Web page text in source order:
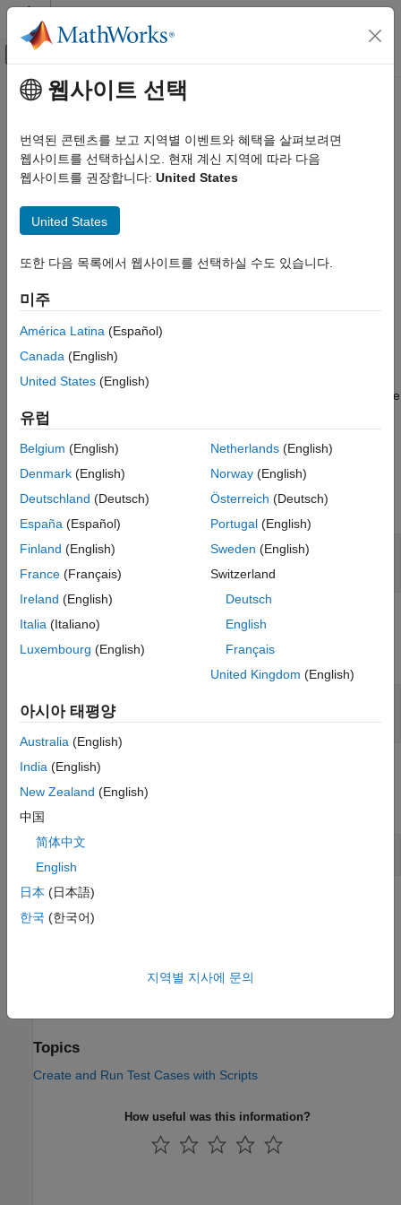
콘텐츠로 바로 가기
오프캔버스 탐색 메뉴 토글
문서 홈
Simulink Test
ON THIS PAGE
Description
Output Arguments
Examples
Version History
주요 콘텐츠
getComparisonRun
Class:sltest.testmanager.TestCaseResult
Namespace:sltest.testmanager
Get test case signal comparison results
Syntax
run = getComparisonRun(result)
Description
run= getComparisonRun(
results that belong to the test case results object. The results are
output to a
for each comparison, tolerance, and difference result.
Input Arguments
expand all
result— Test case result
sltest.testmanager.TestCaseResult
Output Arguments
expand all
Simulink.sdi.Run
Examples
Get Comparison Data From Test Case
Version History
Topics
Create and Run Test Cases with Scripts
How useful was this information?
웹사이트 선택
번역된 콘텐츠를 보고 지역별 이벤트와 혜택을 살펴보려면
웹사이트를 선택하십시오. 현재 계신 지역에 따라 다음
웹사이트를 권장합니다: United States
United States
또한 다음 목록에서 웹사이트를 선택하실 수도 있습니다.
미주
América Latina (Español)
Canada (English)
United States (English)
유럽
Belgium (English)
Denmark (English)
Deutschland (Deutsch)
España (Español)
Finland (English)
France (Français)
Ireland (English)
Italia (Italiano)
Luxembourg (English)
Netherlands(English)
Norway(English)
Österreich (Deutsch)
Portugal(English)
Sweden (English)
Switzerland
Deutsch
English
Français
United Kingdom (English)
아시아 태평양
Australia (English)
India (English)
New Zealand (English)
中国
简体中文
English
日本 (日本語)
한국 (한국어)
지역별 지사에 문의